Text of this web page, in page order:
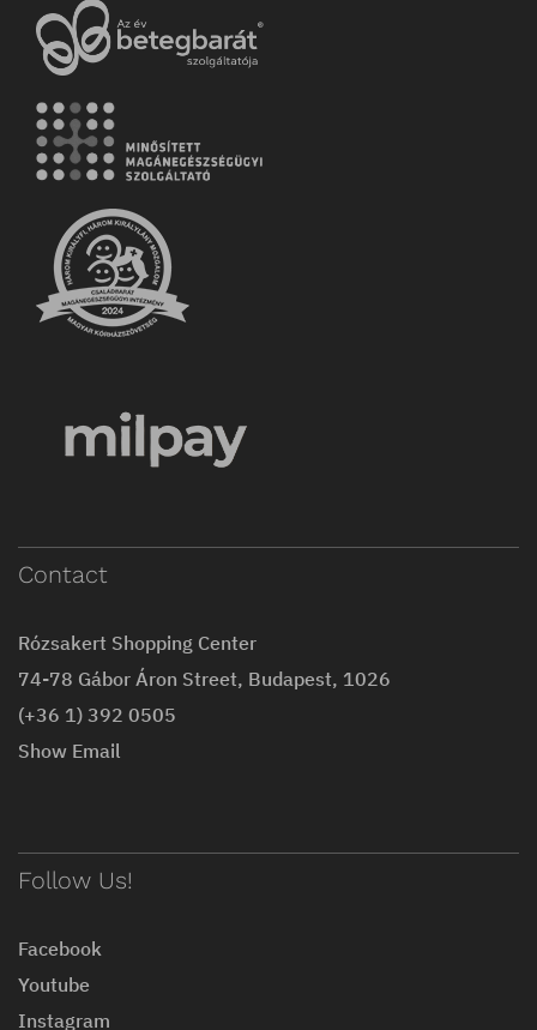
Contact
Rózsakert Shopping Center
74-78 Gábor Áron Street, Budapest, 1026
(+36 1) 392 0505
Show Email
Follow Us!
Facebook
Youtube
Instagram